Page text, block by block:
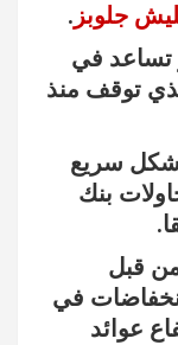
جلوبز .
تساعد في
توقف منذ
بشكل سريع
بنك
قبل
في
عوائد